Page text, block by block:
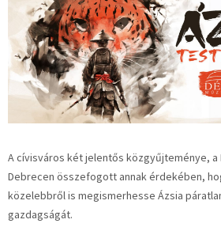
A cívisváros két jelentős közgyűjteménye, a
Debrecen összefogott annak érdekében,
közelebbről is megismerhesse Ázsia
gazdagságát.